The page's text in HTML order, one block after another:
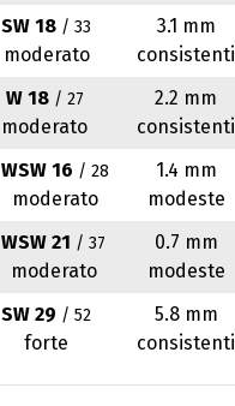
SW 18 / 33
moderato
3.1 mm
consistenti
W 18 / 27
moderato
2.2 mm
consistenti
WSW 16 / 28
moderato
1.4 mm
modeste
WSW 21 / 37
moderato
0.7 mm
modeste
SW 29 / 52
forte
5.8 mm
consistenti